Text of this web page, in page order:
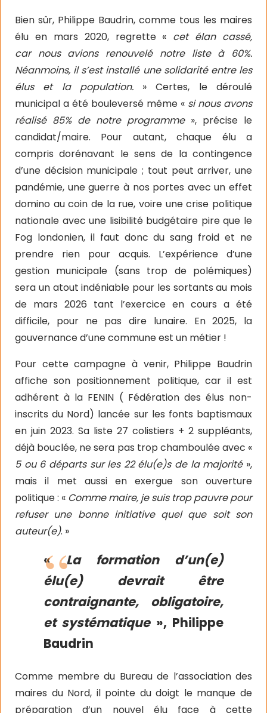
Bien sûr, Philippe Baudrin, comme tous les maires
élu en mars 2020, regrette « cet élan cassé,
car nous avions renouvelé notre liste à 60%.
Néanmoins, il s’est installé une solidarité entre les
élus et la population.» Certes, le déroulé
municipal a été bouleversé même « si nous avons
réalisé 85% de notre programme», précise le
candidat/maire. Pour autant, chaque élu a
compris dorénavant le sens de la contingence
d’une décision municipale ; tout peut arriver, une
pandémie, une guerre à nos portes avec un effet
domino au coin de la rue, voire une crise politique
nationale avec une lisibilité budgétaire pire que le
Fog londonien, il faut donc du sang froid et ne
prendre rien pour acquis. L’expérience d’une
gestion municipale (sans trop de polémiques)
sera un atout indéniable pour les sortants au mois
de mars 2026 tant l’exercice en cours a été
difficile, pour ne pas dire lunaire. En 2025, la
gouvernance d’une commune est un métier !
Pour cette campagne à venir, Philippe Baudrin
affiche son positionnement politique, car il est
adhérent à la FENIN ( Fédération des élus non-
inscrits du Nord) lancée sur les fonts baptismaux
en juin 2023. Sa liste 27 colistiers + 2 suppléants,
déjà bouclée, ne sera pas trop chamboulée avec «
5 ou 6 départs sur les 22 élu(e)s de la majorité»,
mais il met aussi en exergue son ouverture
politique : « Comme maire, je suis trop pauvre pour
refuser une bonne initiative quel que soit son
auteur(e). »
«La formation d’un(e)
élu(e) devrait être
contraignante, obligatoire,
et systématique», Philippe
Baudrin
Comme membre du Bureau de l’association des
maires du Nord, il pointe du doigt le manque de
préparation d’un nouvel élu face à cette